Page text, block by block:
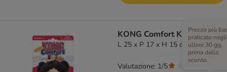
KONG Comfort Kiddos Bear
L 25 x P 17 x H 15 cm
Prezzo più
praticato negli
ultimi 30 gg,
prima dello
sconto.
Valutazione: 1/5